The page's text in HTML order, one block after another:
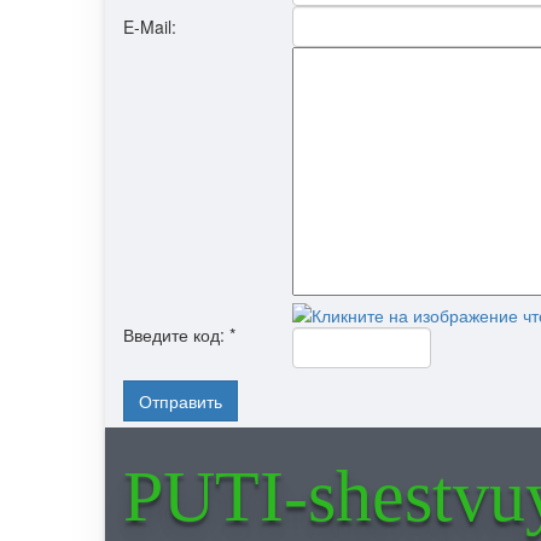
E-Mail:
Введите код: *
Отправить
PUTI-